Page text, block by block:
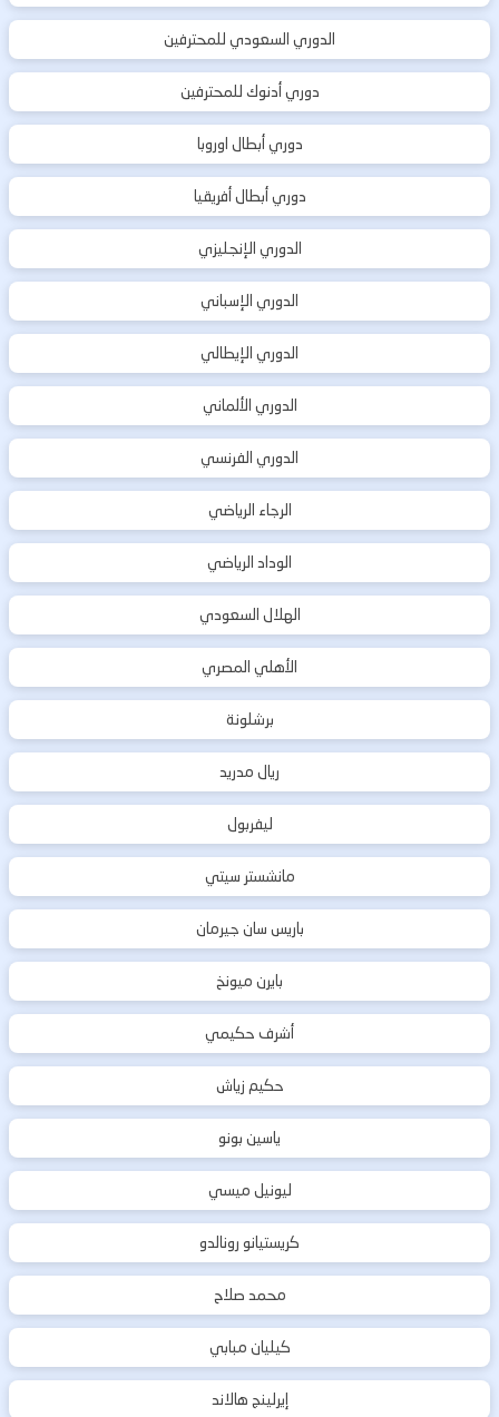
الدوري السعودي للمحترفين
دوري أدنوك للمحترفين
دوري أبطال اوروبا
دوري أبطال أفريقيا
الدوري الإنجليزي
الدوري الإسباني
الدوري الإيطالي
الدوري الألماني
الدوري الفرنسي
الرجاء الرياضي
الوداد الرياضي
الهلال السعودي
الأهلي المصري
برشلونة
ريال مدريد
ليفربول
مانشستر سيتي
باريس سان جيرمان
بايرن ميونخ
أشرف حكيمي
حكيم زياش
ياسين بونو
ليونيل ميسي
كريستيانو رونالدو
محمد صلاح
كيليان مبابي
إيرلينج هالاند